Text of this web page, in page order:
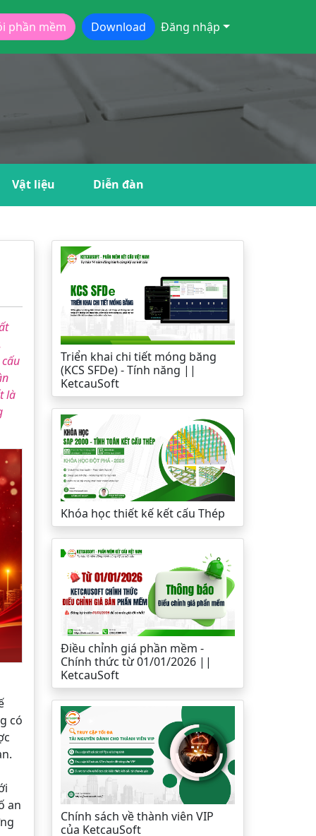
phần mềm Download Đăng nhập
Vật liệu Diễn đàn
là
có
an
Triển khai chi tiết móng băng
(KCS SFDe) - Tính năng ||
KetcauSoft
Khóa học thiết kế kết cấu Thép
Điều chỉnh giá phần mềm -
Chính thức từ 01/01/2026 ||
KetcauSoft
Chính sách về thành viên VIP
của KetcauSoft